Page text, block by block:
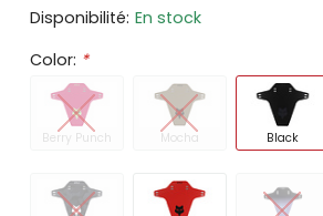
Disponibilité: En stock
Color: *
Berry Punch Mocha Black